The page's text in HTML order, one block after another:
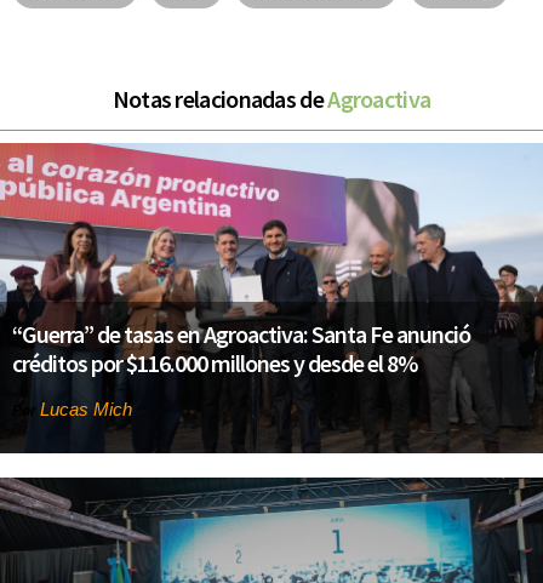
Notas relacionadas deAgroactiva
“Guerra” de tasas en Agroactiva: Santa Fe anunció
créditos por $116.000 millones y desde el 8%
Por Lucas Mich